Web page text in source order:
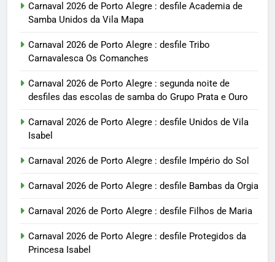
Carnaval 2026 de Porto Alegre : desfile Academia de
Samba Unidos da Vila Mapa
Carnaval 2026 de Porto Alegre : desfile Tribo
Carnavalesca Os Comanches
Carnaval 2026 de Porto Alegre : segunda noite de
desfiles das escolas de samba do Grupo Prata e Ouro
Carnaval 2026 de Porto Alegre : desfile Unidos de Vila
Isabel
Carnaval 2026 de Porto Alegre : desfile Império do Sol
Carnaval 2026 de Porto Alegre : desfile Bambas da Orgia
Carnaval 2026 de Porto Alegre : desfile Filhos de Maria
Carnaval 2026 de Porto Alegre : desfile Protegidos da
Princesa Isabel